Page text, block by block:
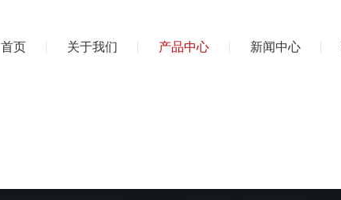
首页 关于我们 产品中心 新闻中心